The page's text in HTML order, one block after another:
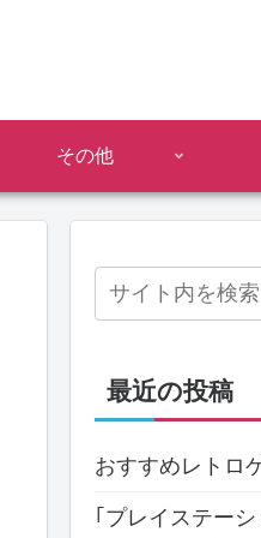
その他
最近の投稿
おすすめレトロ
｢プレイステー